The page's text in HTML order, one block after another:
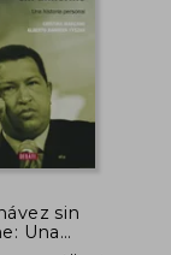
sin
Una